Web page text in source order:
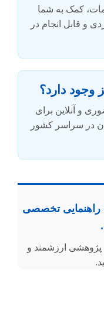
کمک به شما
و قابل انجام در
وجود دارد؟
و آنلاین برای
در سراسر کشور
راهنمایی تخصصی
پژوهشی ارزشمند و